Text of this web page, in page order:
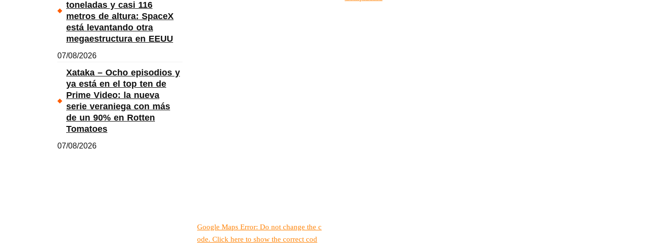
toneladas y casi 116
metros de altura: SpaceX
está levantando otra
megaestructura en EEUU
07/08/2026
Xataka – Ocho episodios y
ya está en el top ten de
Prime Video: la nueva
serie veraniega con más
de un 90% en Rotten
Tomatoes
07/08/2026
Google Maps Error: Do not change the c
ode. Click here to show the correct cod